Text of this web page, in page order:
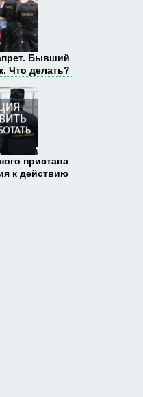
Бывший
Что делать?
пристава
к действию